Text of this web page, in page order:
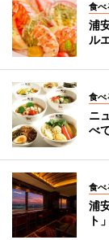
食べ
浦
ル
食べ
ニ
べ
食べ
浦
ト